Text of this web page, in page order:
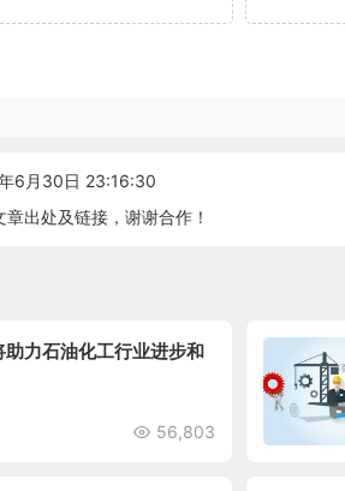
6月30日 23:16:30
出处及链接，谢谢合作！
力石油化工行业进步和
56,803